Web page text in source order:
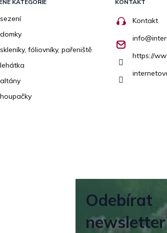
KATEGORIE
fóliovníky, pařeniště
KONTAKT
Kontakt
info@
https://
Odebírat
newsletter